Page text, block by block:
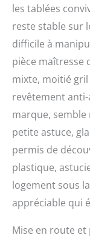
les tablées
reste stable sur
difficile à
pièce maîtresse
mixte, moitié
revêtement
marque,
petite astuce,
permis de
plastique,
logement sous
appréciable qui
Mise en route